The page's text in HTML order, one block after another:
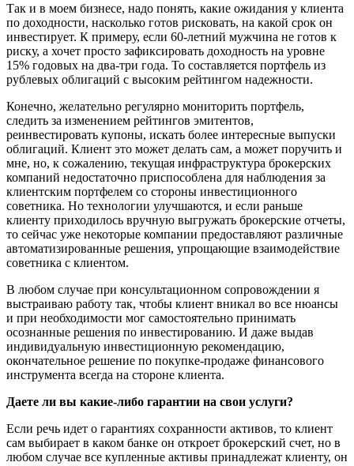
Так и в моем бизнесе, надо понять, какие ожидания у клиента
по доходности, насколько готов рисковать, на какой срок он
инвестирует. К примеру, если 60-летний мужчина не готов к
риску, а хочет просто зафиксировать доходность на уровне
15% годовых на два-три года. То составляется портфель из
рублевых облигаций с высоким рейтингом надежности.
Конечно, желательно регулярно мониторить портфель,
следить за изменением рейтингов эмитентов,
реинвестировать купоны, искать более интересные выпуски
облигаций. Клиент это может делать сам, а может поручить и
мне, но, к сожалению, текущая инфраструктура брокерских
компаний недостаточно приспособлена для наблюдения за
клиентским портфелем со стороны инвестиционного
советника. Но технологии улучшаются, и если раньше
клиенту приходилось вручную выгружать брокерские отчеты,
то сейчас уже некоторые компании предоставляют различные
автоматизированные решения, упрощающие взаимодействие
советника с клиентом.
В любом случае при консультационном сопровождении я
выстраиваю работу так, чтобы клиент вникал во все нюансы
и при необходимости мог самостоятельно принимать
осознанные решения по инвестированию. И даже выдав
индивидуальную инвестиционную рекомендацию,
окончательное решение по покупке-продаже финансового
инструмента всегда на стороне клиента.
Даете ли вы какие-либо гарантии на свои услуги?
Если речь идет о гарантиях сохранности активов, то клиент
сам выбирает в каком банке он откроет брокерский счет, но в
любом случае все купленные активы принадлежат клиенту, он